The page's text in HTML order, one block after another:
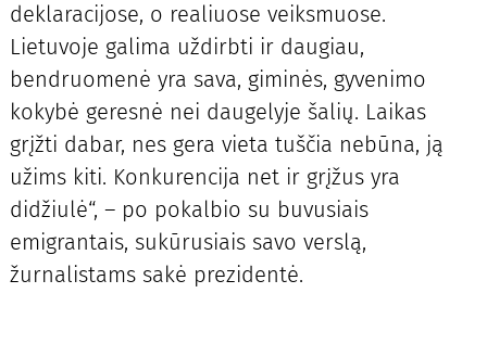
deklaracijose, o realiuose veiksmuose.
Lietuvoje galima uždirbti ir daugiau,
bendruomenė yra sava, giminės, gyvenimo
kokybė geresnė nei daugelyje šalių. Laikas
grįžti dabar, nes gera vieta tuščia nebūna, ją
užims kiti. Konkurencija net ir grįžus yra
didžiulė“, – po pokalbio su buvusiais
emigrantais, sukūrusiais savo verslą,
žurnalistams sakė prezidentė.